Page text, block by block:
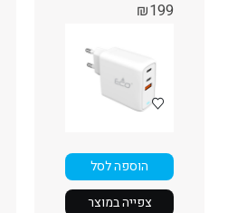
₪199
הוספה לסל
צפייה במוצר